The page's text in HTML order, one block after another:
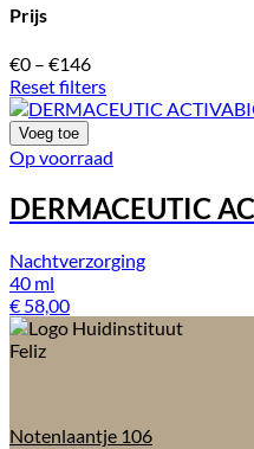
Prijs
€0 – €146
Reset filters
Voeg toe
Op voorraad
DERMACEUTIC
Nachtverzorging
40 ml
€ 58,00
Notenlaantje 106